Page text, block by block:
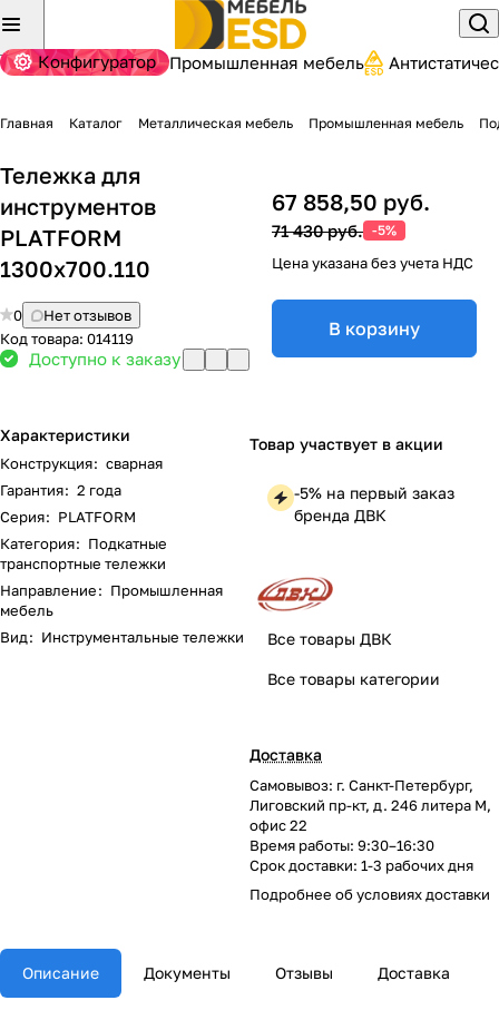
Конфигуратор Промышленная мебель
Главная Каталог Металлическая мебель Промышленная мебель
Тележка для
инструментов
PLATFORM
1300х700.110
0
Нет отзывов
Код товара: 014119
Доступно к заказу
Характеристики
Конструкция: сварная
Гарантия: 2 года
Серия: PLATFORM
Категория: Подкатные
транспортные тележки
Направление: Промышленная
мебель
Вид: Инструментальные тележки
67 858,50 руб.
71 430 руб. -5%
Цена указана без учета НДС
В корзину
Товар участвует в акции
-5% на первый заказ
бренда ДВК
Все товары ДВК
Все товары категории
Доставка
Самовывоз: г. Санкт-Петербург,
Лиговский пр-кт, д. 246 литера М,
офис 22
Время работы: 9:30–16:30
Срок доставки: 1-3 рабочих дня
Подробнее обусловиях доставки
Описание Документы Отзывы Доставка